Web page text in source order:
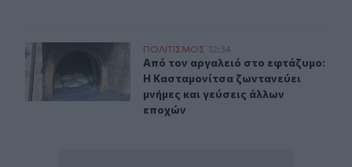
Κασταμονίτσα: Η Γιορτή του Εφτάζυμου αναβιώνει
ΠΟΛΙΤΙΣΜΟΣ 12:34
Από τον αργαλειό στο εφτάζυμο: Η
Από τον αργαλειό στο εφτάζυμο:
Η Κασταμονίτσα ζωντανεύει
μνήμες και γεύσεις άλλων
εποχών